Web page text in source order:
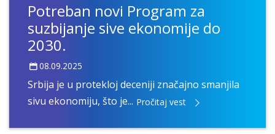
Potreban novi Program za
suzbijanje sive ekonomije do
2030.
08.09.2025
Srbija je u protekloj deceniji značajno smanjila
sivu ekonomiju, što je... Pročitaj vest